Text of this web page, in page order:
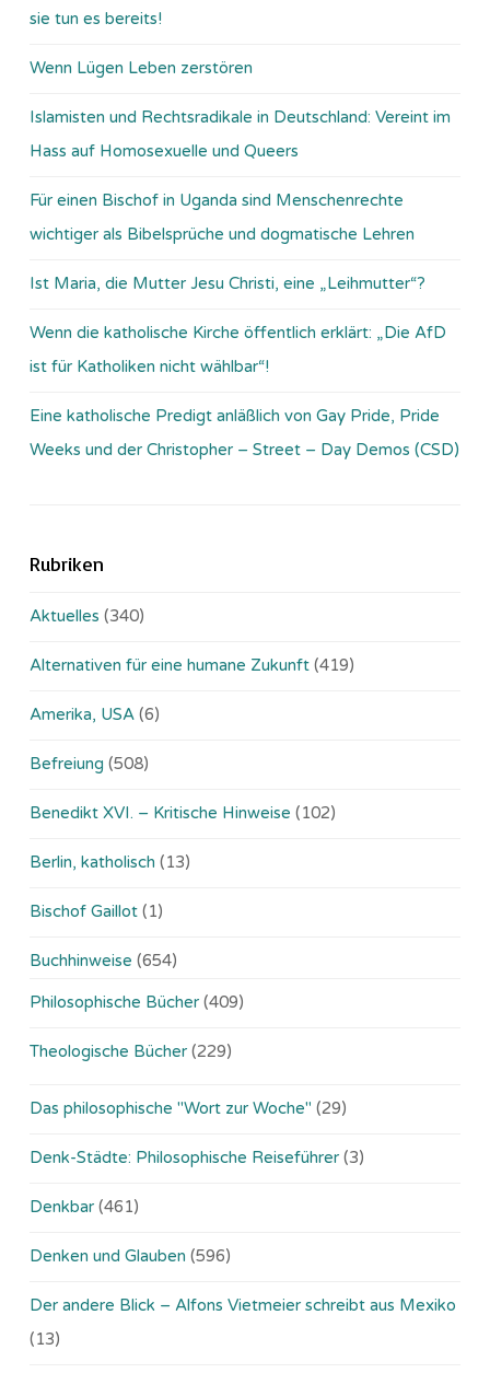
sie tun es bereits!
Wenn Lügen Leben zerstören
Islamisten und Rechtsradikale in Deutschland: Vereint im
Hass auf Homosexuelle und Queers
Für einen Bischof in Uganda sind Menschenrechte
wichtiger als Bibelsprüche und dogmatische Lehren
Ist Maria, die Mutter Jesu Christi, eine „Leihmutter“?
Wenn die katholische Kirche öffentlich erklärt: „Die AfD
ist für Katholiken nicht wählbar“!
Eine katholische Predigt anläßlich von Gay Pride, Pride
Weeks und der Christopher – Street – Day Demos (CSD)
Rubriken
Aktuelles (340)
Alternativen für eine humane Zukunft (419)
Amerika, USA (6)
Befreiung (508)
Benedikt XVI. – Kritische Hinweise (102)
Berlin, katholisch (13)
Bischof Gaillot (1)
Buchhinweise (654)
Philosophische Bücher (409)
Theologische Bücher (229)
Das philosophische "Wort zur Woche" (29)
Denk-Städte: Philosophische Reiseführer (3)
Denkbar (461)
Denken und Glauben (596)
Der andere Blick – Alfons Vietmeier schreibt aus Mexiko
(13)